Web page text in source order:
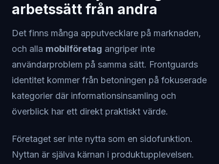
arbetssätt från andra
Det finns många apputvecklare på marknaden,
och alla mobilföretag angriper inte
användarproblem på samma sätt. Frontguards
identitet kommer från betoningen på fokuserade
kategorier där informationsinsamling och
överblick har ett direkt praktiskt värde.
Företaget ser inte nytta som en sidofunktion.
Nyttan är själva kärnan i produktupplevelsen.